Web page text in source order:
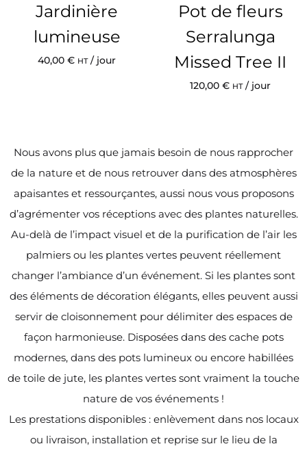
Jardinière
lumineuse
40,00 € HT/ jour
Pot de fleurs
Serralunga
Missed Tree II
120,00 € HT/ jour
Nous avons plus que jamais besoin de nous rapprocher
de la nature et de nous retrouver dans des atmosphères
apaisantes et ressourçantes, aussi nous vous proposons
d’agrémenter vos réceptions avec des plantes naturelles.
Au-delà de l’impact visuel et de la purification de l’air les
palmiers ou les plantes vertes peuvent réellement
changer l’ambiance d’un événement. Si les plantes sont
des éléments de décoration élégants, elles peuvent aussi
servir de cloisonnement pour délimiter des espaces de
façon harmonieuse. Disposées dans des cache pots
modernes, dans des pots lumineux ou encore habillées
de toile de jute, les plantes vertes sont vraiment la touche
nature de vos événements !
Les prestations disponibles : enlèvement dans nos locaux
ou livraison, installation et reprise sur le lieu de la